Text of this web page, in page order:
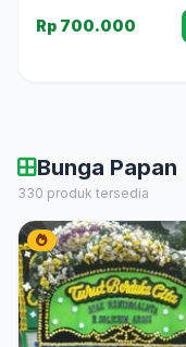
Rp 700.000
Bunga Papan
330 produk tersedia